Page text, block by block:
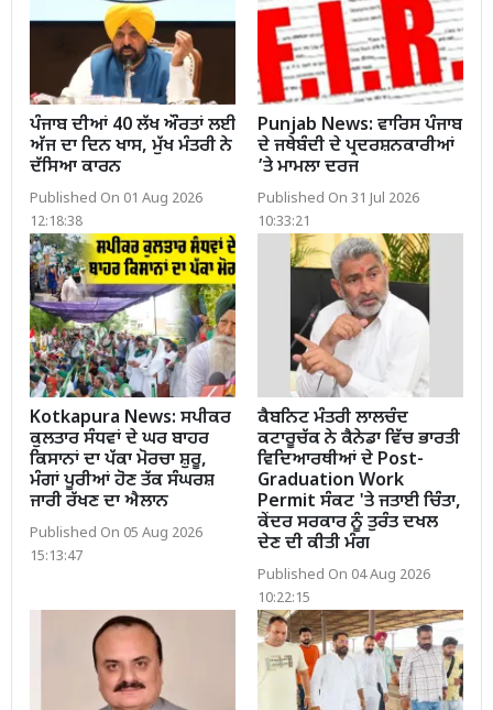
ਪੰਜਾਬ ਦੀਆਂ 40 ਲੱਖ ਔਰਤਾਂ ਲਈ
ਅੱਜ ਦਾ ਦਿਨ ਖਾਸ, ਮੁੱਖ ਮੰਤਰੀ ਨੇ
ਦੱਸਿਆ ਕਾਰਨ
Published On 01 Aug 2026
12:18:38
Punjab News: ਵਾਰਿਸ ਪੰਜਾਬ
ਦੇ ਜਥੇਬੰਦੀ ਦੇ ਪ੍ਰਦਰਸ਼ਨਕਾਰੀਆਂ
’ਤੇ ਮਾਮਲਾ ਦਰਜ
Published On 31 Jul 2026
10:33:21
Kotkapura News: ਸਪੀਕਰ
ਕੁਲਤਾਰ ਸੰਧਵਾਂ ਦੇ ਘਰ ਬਾਹਰ
ਕਿਸਾਨਾਂ ਦਾ ਪੱਕਾ ਮੋਰਚਾ ਸ਼ੁਰੂ,
ਮੰਗਾਂ ਪੂਰੀਆਂ ਹੋਣ ਤੱਕ ਸੰਘਰਸ਼
ਜਾਰੀ ਰੱਖਣ ਦਾ ਐਲਾਨ
Published On 05 Aug 2026
15:13:47
ਕੈਬਨਿਟ ਮੰਤਰੀ ਲਾਲਚੰਦ
ਕਟਾਰੂਚੱਕ ਨੇ ਕੈਨੇਡਾ ਵਿੱਚ ਭਾਰਤੀ
ਵਿਦਿਆਰਥੀਆਂ ਦੇ Post-
Graduation Work
Permit ਸੰਕਟ 'ਤੇ ਜਤਾਈ ਚਿੰਤਾ,
ਕੇਂਦਰ ਸਰਕਾਰ ਨੂੰ ਤੁਰੰਤ ਦਖਲ
ਦੇਣ ਦੀ ਕੀਤੀ ਮੰਗ
Published On 04 Aug 2026
10:22:15